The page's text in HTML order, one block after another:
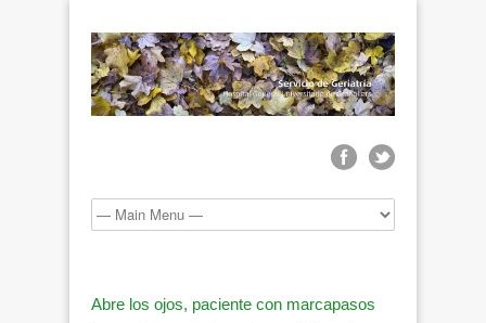
Abre los ojos, paciente con marcapasos